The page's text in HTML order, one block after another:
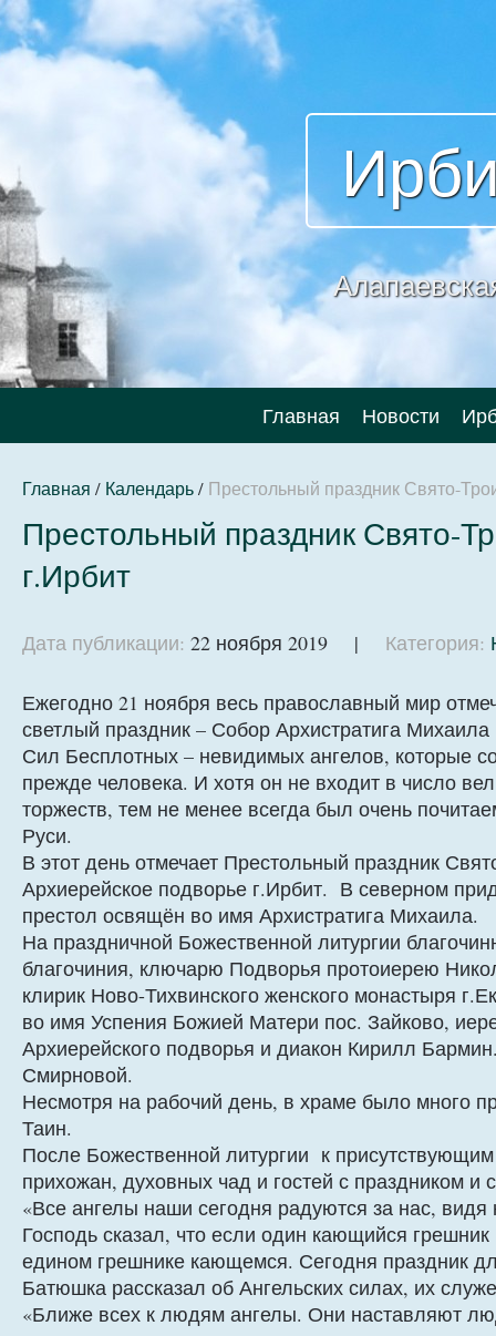
Главная Новости
Главная / Календарь/ Престольный праздник Свято-
Престольный праздник Свято-
г.Ирбит
Дата публикации: 22 ноября 2019 | Категория:
Ежегодно 21 ноября весь православный мир
светлый праздник – Собор Архистратига
Сил Бесплотных – невидимых ангелов, которые
прежде человека. И хотя он не входит в число
торжеств, тем не менее всегда был очень
Руси.
В этот день отмечает Престольный праздник
Архиерейское подворье г.Ирбит. В северном
престол освящён во имя Архистратига Михаила.
На праздничной Божественной литургии
благочиния, ключарю Подворья протоиерею
клирик Ново-Тихвинского женского монастыря
во имя Успения Божией Матери пос. Зайково,
Архиерейского подворья и диакон Кирилл
Смирновой.
Несмотря на рабочий день, в храме было много
Таин.
После Божественной литургии к
прихожан, духовных чад и гостей с праздником и
«Все ангелы наши сегодня радуются за нас,
Господь сказал, что если один кающийся
едином грешнике кающемся. Сегодня праздник
Батюшка рассказал об Ангельских силах, их
«Ближе всех к людям ангелы. Они наставляют